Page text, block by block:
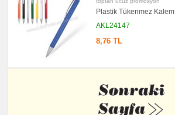
Plastik Tükenmez Kalem
AKL24147
8,76 TL